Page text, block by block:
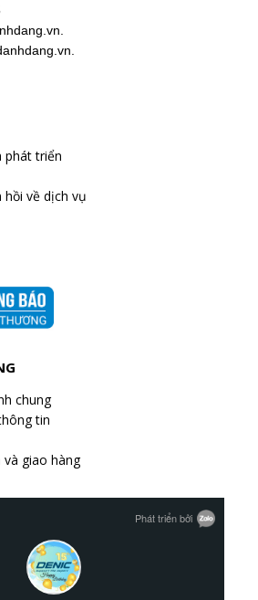
phát triển
hồi về dịch vụ
chung
tin
giao hàng